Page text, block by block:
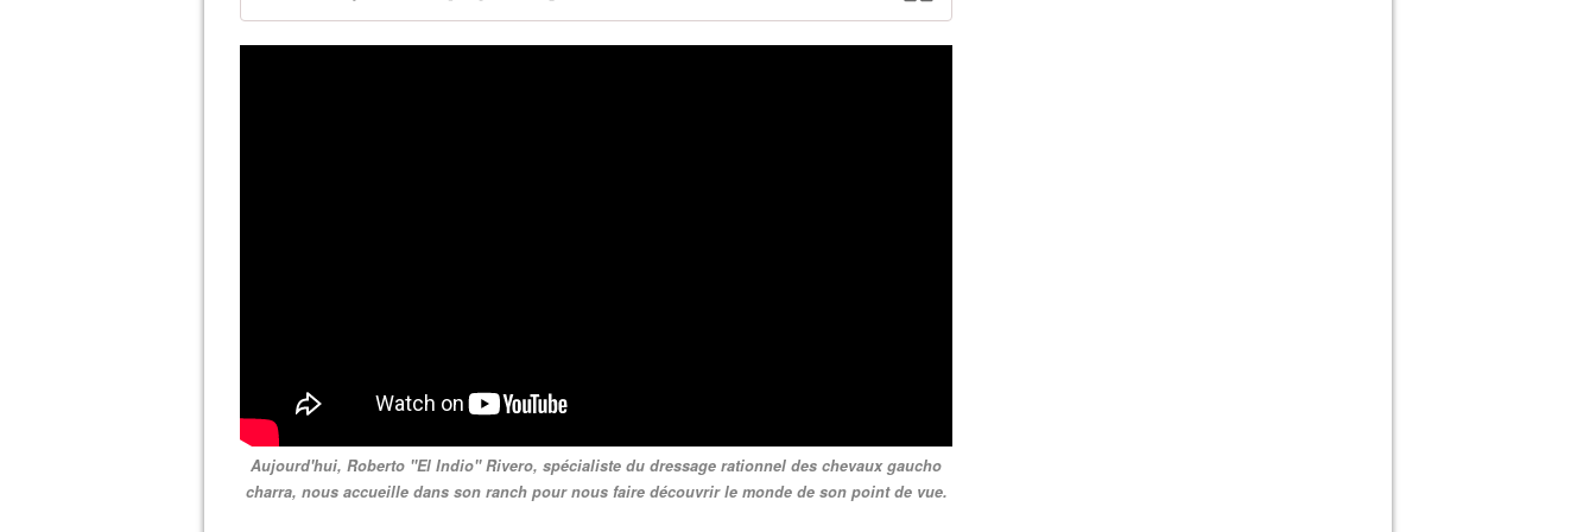
Aujourd'hui, Roberto "El Indio" Rivero, spécialiste du dressage rationnel des chevaux gaucho
charra, nous accueille dans son ranch pour nous faire découvrir le monde de son point de vue.